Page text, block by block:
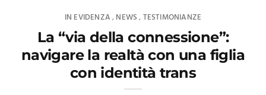
IN EVIDENZA , NEWS , TESTIMONIANZE
La “via della connessione”:
navigare la realtà con una figlia
con identità trans